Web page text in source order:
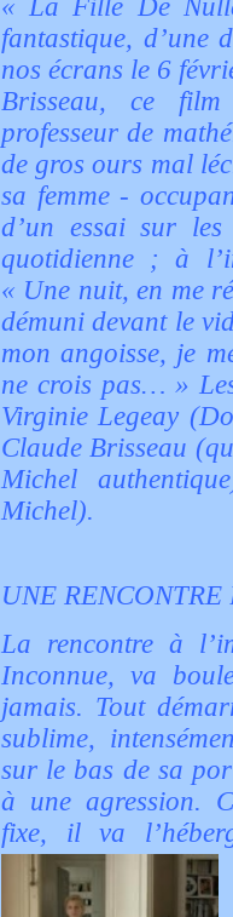
« La Fille De
fantastique, d’une
nos écrans le 6
Brisseau, ce
professeur de
de gros ours mal
sa femme -
d’un essai sur
quotidienne ; à
« Une nuit, en me
démuni devant le
mon angoisse, je
ne crois pas… »
Virginie Legeay
Claude Brisseau
Michel
Michel).
UNE
La rencontre à
Inconnue, va
jamais. Tout
sublime,
sur le bas de sa
à une agression.
fixe, il va